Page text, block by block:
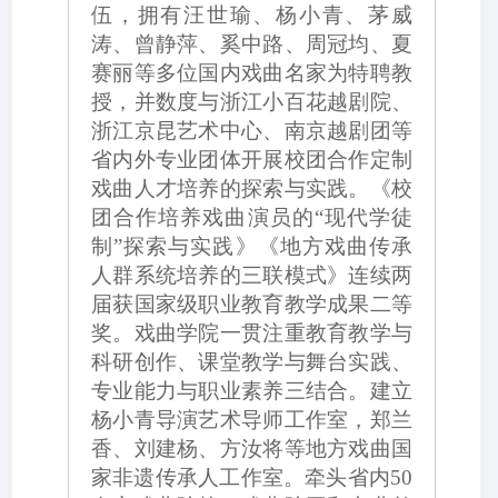
伍，拥有汪世瑜、杨小青、茅威
涛、曾静萍、奚中路、周冠均、夏
赛丽等多位国内戏曲名家为特聘教
授，并数度与浙江小百花越剧院、
浙江京昆艺术中心、南京越剧团等
省内外专业团体开展校团合作定制
戏曲人才培养的探索与实践。《校
团合作培养戏曲演员的“现代学徒
制”探索与实践》《地方戏曲传承
人群系统培养的三联模式》连续两
届获国家级职业教育教学成果二等
奖。戏曲学院一贯注重教育教学与
科研创作、课堂教学与舞台实践、
专业能力与职业素养三结合。建立
杨小青导演艺术导师工作室，郑兰
香、刘建杨、方汝将等地方戏曲国
家非遗传承人工作室。牵头省内50